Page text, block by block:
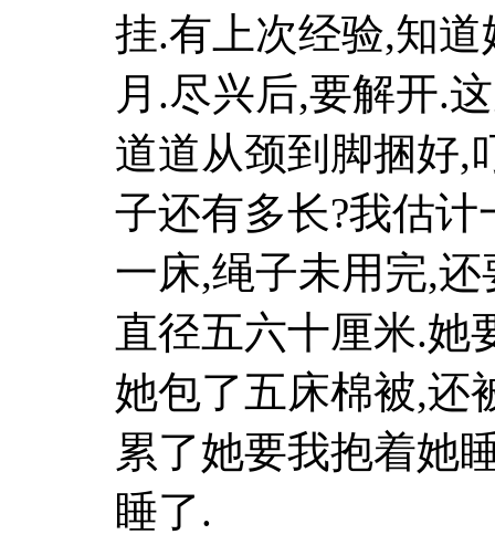
挂.有上次经验,知
月.尽兴后,要解开.
道道从颈到脚捆好,
子还有多长?我估
一床,绳子未用完,
直径五六十厘米.她
她包了五床棉被,还
累了她要我抱着她
睡了.